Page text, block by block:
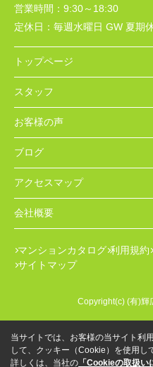
営業時間： 9:30～18:30
定休日： 毎週水曜日 GW 夏期
トップページ
スタッフ
お客様の声
ブログ
アクセスマップ
会社概要
マンションカタログ 利用規約
サイトマップ
Copyright(c) (有)輝
当サイトでは、お客様の当サイト利
して、クッキー（Cookie）を使用し
詳しくは、当社の 「Cookieの取扱い